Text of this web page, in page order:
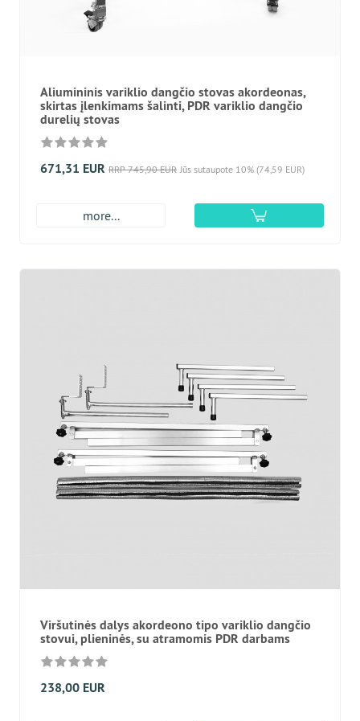
Aliumininis variklio dangčio stovas akordeonas,
skirtas įlenkimams šalinti, PDR variklio dangčio
durelių stovas
671,31 EUR RRP 745,90 EUR Jūs sutaupote 10% (74,59 EUR)
more...
Viršutinės dalys akordeono tipo variklio dangčio
stovui, plieninės, su atramomis PDR darbams
238,00 EUR